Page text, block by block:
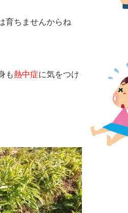
育ちませんからね
も熱中症に気をつけ